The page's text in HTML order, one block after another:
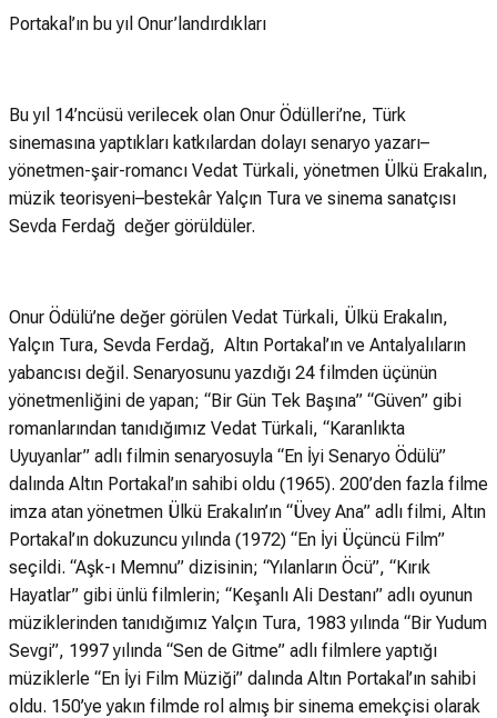
Portakal’ın bu yıl Onur’landırdıkları
Bu yıl 14’ncüsü verilecek olan Onur Ödülleri’ne, Türk
sinemasına yaptıkları katkılardan dolayı senaryo yazarı–
yönetmen-şair-romancı Vedat Türkali, yönetmen Ülkü Erakalın,
müzik teorisyeni–bestekâr Yalçın Tura ve sinema sanatçısı
Sevda Ferdağ değer görüldüler.
Onur Ödülü’ne değer görülen Vedat Türkali, Ülkü Erakalın,
Yalçın Tura, Sevda Ferdağ, Altın Portakal’ın ve Antalyalıların
yabancısı değil. Senaryosunu yazdığı 24 filmden üçünün
yönetmenliğini de yapan; “Bir Gün Tek Başına” “Güven” gibi
romanlarından tanıdığımız Vedat Türkali, “Karanlıkta
Uyuyanlar” adlı filmin senaryosuyla “En İyi Senaryo Ödülü”
dalında Altın Portakal’ın sahibi oldu (1965). 200’den fazla filme
imza atan yönetmen Ülkü Erakalın’ın “Üvey Ana” adlı filmi, Altın
Portakal’ın dokuzuncu yılında (1972) “En İyi Üçüncü Film”
seçildi. “Aşk-ı Memnu” dizisinin; “Yılanların Öcü”, “Kırık
Hayatlar” gibi ünlü filmlerin; “Keşanlı Ali Destanı” adlı oyunun
müziklerinden tanıdığımız Yalçın Tura, 1983 yılında “Bir Yudum
Sevgi”, 1997 yılında “Sen de Gitme” adlı filmlere yaptığı
müziklerle “En İyi Film Müziği” dalında Altın Portakal’ın sahibi
oldu. 150’ye yakın filmde rol almış bir sinema emekçisi olarak